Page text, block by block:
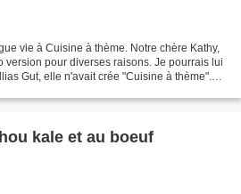
vie à Cuisine à thème. Notre chère Kathy,
version pour diverses raisons. Je pourrais lui
Gut, elle n'avait crée "Cuisine à thème".
kale et au boeuf